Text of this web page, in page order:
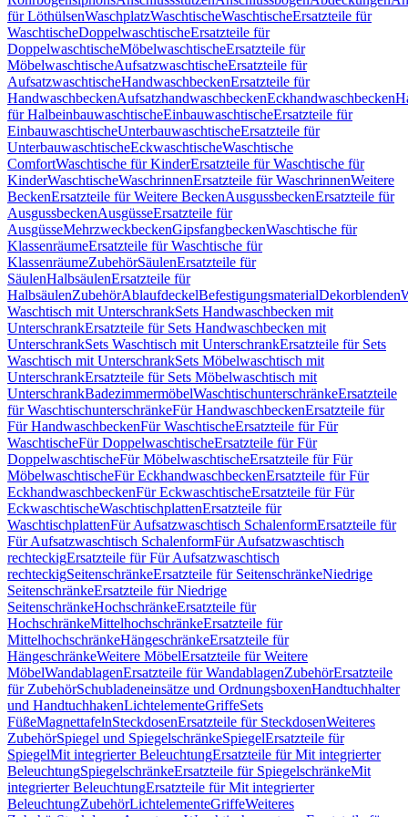
für LöthülsenWaschplatzWaschtischeWaschtischeErsatzteile für
WaschtischeDoppelwaschtischeErsatzteile für
DoppelwaschtischeMöbelwaschtischeErsatzteile für
MöbelwaschtischeAufsatzwaschtischeErsatzteile für
AufsatzwaschtischeHandwaschbeckenErsatzteile für
HandwaschbeckenAufsatzhandwaschbeckenEckhandwaschbecken
für HalbeinbauwaschtischeEinbauwaschtischeErsatzteile für
EinbauwaschtischeUnterbauwaschtischeErsatzteile für
UnterbauwaschtischeEckwaschtischeWaschtische
ComfortWaschtische für KinderErsatzteile für Waschtische für
KinderWaschtischeWaschrinnenErsatzteile für WaschrinnenWeitere
BeckenErsatzteile für Weitere BeckenAusgussbeckenErsatzteile für
AusgussbeckenAusgüsseErsatzteile für
AusgüsseMehrzweckbeckenGipsfangbeckenWaschtische für
KlassenräumeErsatzteile für Waschtische für
KlassenräumeZubehörSäulenErsatzteile für
SäulenHalbsäulenErsatzteile für
HalbsäulenZubehörAblaufdeckelBefestigungsmaterialDekorblenden
Waschtisch mit UnterschrankSets Handwaschbecken mit
UnterschrankErsatzteile für Sets Handwaschbecken mit
UnterschrankSets Waschtisch mit UnterschrankErsatzteile für Sets
Waschtisch mit UnterschrankSets Möbelwaschtisch mit
UnterschrankErsatzteile für Sets Möbelwaschtisch mit
UnterschrankBadezimmermöbelWaschtischunterschränkeErsatzteile
für WaschtischunterschränkeFür HandwaschbeckenErsatzteile für
Für HandwaschbeckenFür WaschtischeErsatzteile für Für
WaschtischeFür DoppelwaschtischeErsatzteile für Für
DoppelwaschtischeFür MöbelwaschtischeErsatzteile für Für
MöbelwaschtischeFür EckhandwaschbeckenErsatzteile für Für
EckhandwaschbeckenFür EckwaschtischeErsatzteile für Für
EckwaschtischeWaschtischplattenErsatzteile für
WaschtischplattenFür Aufsatzwaschtisch SchalenformErsatzteile für
Für Aufsatzwaschtisch SchalenformFür Aufsatzwaschtisch
rechteckigErsatzteile für Für Aufsatzwaschtisch
rechteckigSeitenschränkeErsatzteile für SeitenschränkeNiedrige
SeitenschränkeErsatzteile für Niedrige
SeitenschränkeHochschränkeErsatzteile für
HochschränkeMittelhochschränkeErsatzteile für
MittelhochschränkeHängeschränkeErsatzteile für
HängeschränkeWeitere MöbelErsatzteile für Weitere
MöbelWandablagenErsatzteile für WandablagenZubehörErsatzteile
für ZubehörSchubladeneinsätze und OrdnungsboxenHandtuchhalter
und HandtuchhakenLichtelementeGriffeSets
FüßeMagnettafelnSteckdosenErsatzteile für SteckdosenWeiteres
ZubehörSpiegel und SpiegelschränkeSpiegelErsatzteile für
SpiegelMit integrierter BeleuchtungErsatzteile für Mit integrierter
BeleuchtungSpiegelschränkeErsatzteile für SpiegelschränkeMit
integrierter BeleuchtungErsatzteile für Mit integrierter
BeleuchtungZubehörLichtelementeGriffeWeiteres